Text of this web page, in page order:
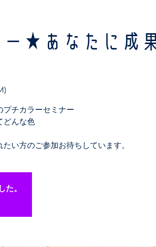
★あなたに成
プチカラーセミナー
どんな色
い方のご参加お待ちしています。
。